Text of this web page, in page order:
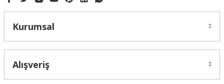
Kurumsal
Alışveriş